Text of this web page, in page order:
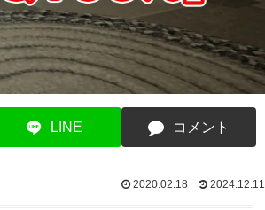
LINE コメント
2020.02.18 2024.12.11